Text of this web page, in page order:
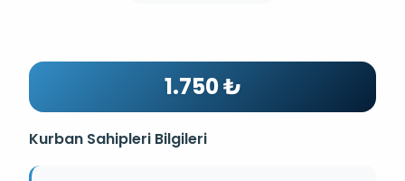
1.750 ₺
Kurban Sahipleri Bilgileri